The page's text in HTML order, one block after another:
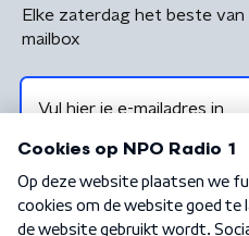
Elke zaterdag het beste van
mailbox